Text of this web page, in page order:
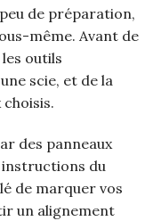
de préparation,
même. Avant de
outils
scie, et de la
choisis.
des panneaux
du
de marquer vos
un alignement